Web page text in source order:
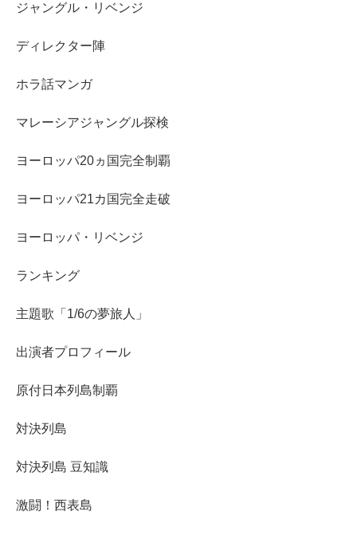
ジャングル・リベンジ
ディレクター陣
ホラ話マンガ
マレーシアジャングル探検
ヨーロッパ20ヵ国完全制覇
ヨーロッパ21カ国完全走破
ヨーロッパ・リベンジ
ランキング
主題歌「1/6の夢旅人」
出演者プロフィール
原付日本列島制覇
対決列島
対決列島 豆知識
激闘！西表島